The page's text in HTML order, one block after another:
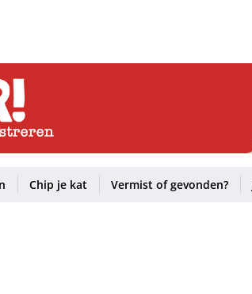
Chip je kat Vermist of gevonden?